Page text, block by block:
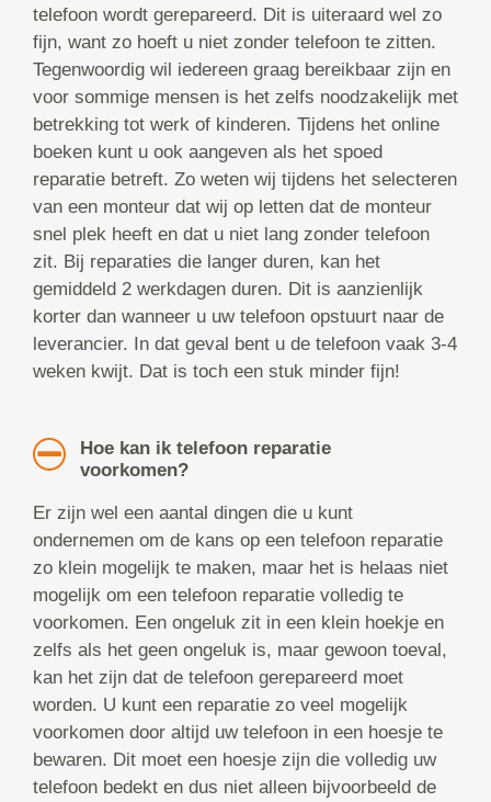
telefoon wordt gerepareerd. Dit is uiteraard wel zo
fijn, want zo hoeft u niet zonder telefoon te zitten.
Tegenwoordig wil iedereen graag bereikbaar zijn en
voor sommige mensen is het zelfs noodzakelijk met
betrekking tot werk of kinderen. Tijdens het online
boeken kunt u ook aangeven als het spoed
reparatie betreft. Zo weten wij tijdens het selecteren
van een monteur dat wij op letten dat de monteur
snel plek heeft en dat u niet lang zonder telefoon
zit. Bij reparaties die langer duren, kan het
gemiddeld 2 werkdagen duren. Dit is aanzienlijk
korter dan wanneer u uw telefoon opstuurt naar de
leverancier. In dat geval bent u de telefoon vaak 3-4
weken kwijt. Dat is toch een stuk minder fijn!
Hoe kan ik telefoon reparatie
voorkomen?
Er zijn wel een aantal dingen die u kunt
ondernemen om de kans op een telefoon reparatie
zo klein mogelijk te maken, maar het is helaas niet
mogelijk om een telefoon reparatie volledig te
voorkomen. Een ongeluk zit in een klein hoekje en
zelfs als het geen ongeluk is, maar gewoon toeval,
kan het zijn dat de telefoon gerepareerd moet
worden. U kunt een reparatie zo veel mogelijk
voorkomen door altijd uw telefoon in een hoesje te
bewaren. Dit moet een hoesje zijn die volledig uw
telefoon bedekt en dus niet alleen bijvoorbeeld de